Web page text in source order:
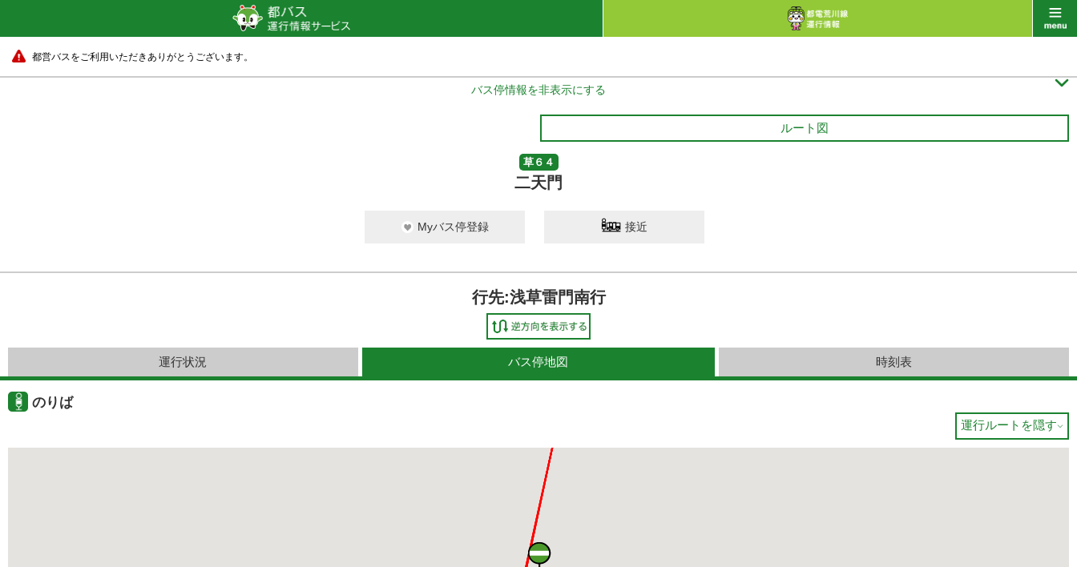
都営バスをご利用いただきありがとうございます。
バス停情報を非表示にする 
ルート図
草６４
二天門
Myバス停登録 接近
行先:浅草雷門南行
運行状況 バス停地図 時刻表
のりば
運行ルートを隠す